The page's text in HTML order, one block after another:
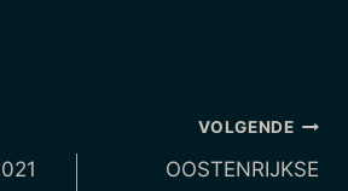
VOLGENDE
OOSTENRIJKSE